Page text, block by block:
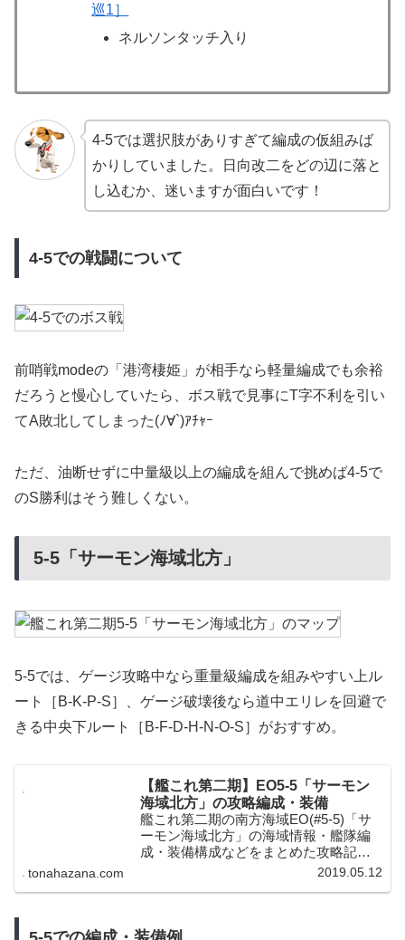
巡1］
ネルソンタッチ入り
4-5では選択肢がありすぎて編成の仮組みば
かりしていました。日向改二をどの辺に落と
し込むか、迷いますが面白いです！
4-5での戦闘について
前哨戦modeの「港湾棲姫」が相手なら軽量編成でも余裕
だろうと慢心していたら、ボス戦で見事にT字不利を引い
てA敗北してしまった(ﾉ∀`)ｱﾁｬｰ
ただ、油断せずに中量級以上の編成を組んで挑めば4-5で
のS勝利はそう難しくない。
5-5「サーモン海域北方」
5-5では、ゲージ攻略中なら重量級編成を組みやすい上ル
ート［B-K-P-S］、ゲージ破壊後なら道中エリレを回避で
きる中央下ルート［B-F-D-H-N-O-S］がおすすめ。
【艦これ第二期】EO5-5「サーモン
海域北方」の攻略編成・装備
艦これ第二期の南方海域EO(#5-5)「サ
ーモン海域北方」の海域情報・艦隊編
成・装備構成などをまとめた攻略記事
です。編成・装備・進行ルートなど攻
tonahazana.com 2019.05.12